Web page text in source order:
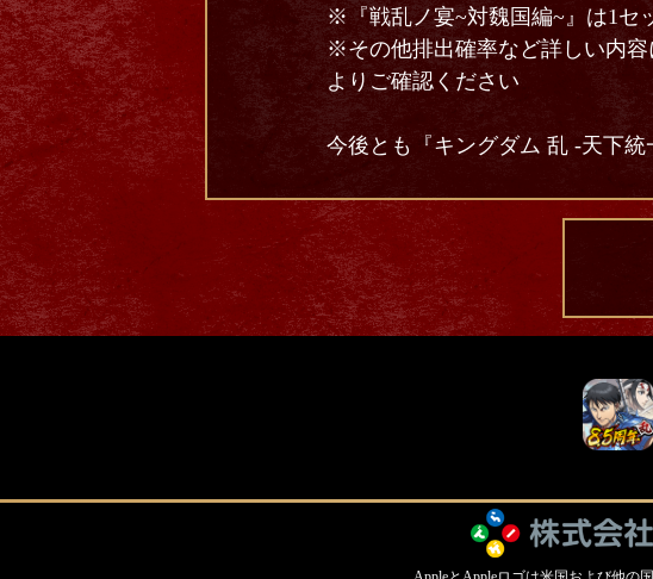
※『戦乱ノ宴~対魏国編~』は1セ
※その他排出確率など詳しい内容
よりご確認ください
今後とも『キングダム 乱 -天下統